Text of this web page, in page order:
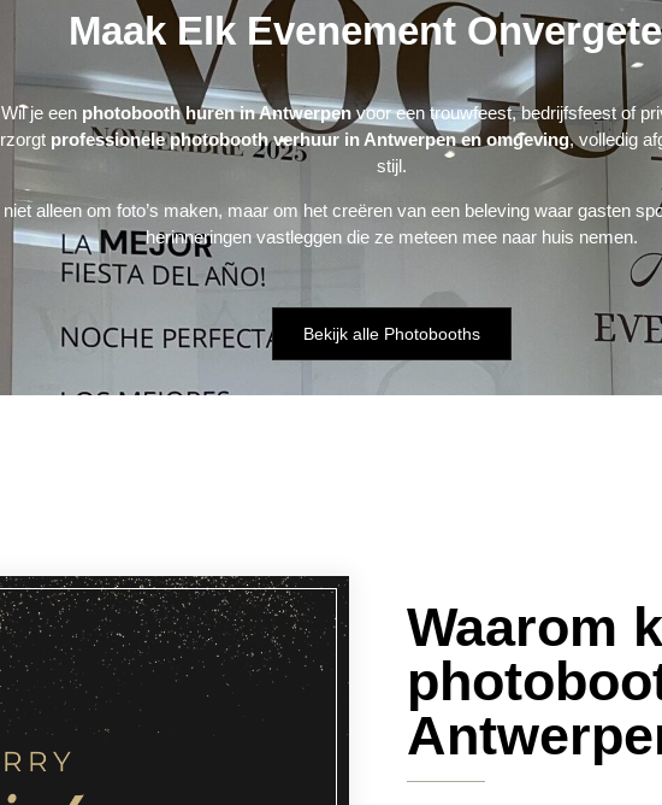
Maak Elk Evenement
Wil je een photobooth huren in Antwerpenvoor een trouwfeest, bedrijfsfeest of
professionele photobooth verhuur in Antwerpen en omgeving, volledig
stijl.
alleen om foto’s maken, maar om het creëren van een beleving waar gasten
herinneringen vastleggen die ze meteen mee naar huis nemen.
Bekijk alle Photobooths
Waarom